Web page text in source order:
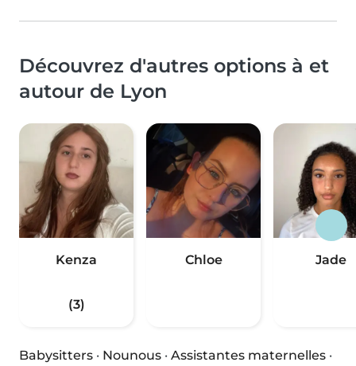
Découvrez d'autres options à et
autour de Lyon
Kenza
(3)
Chloe Jade
Babysitters · Nounous · Assistantes maternelles ·